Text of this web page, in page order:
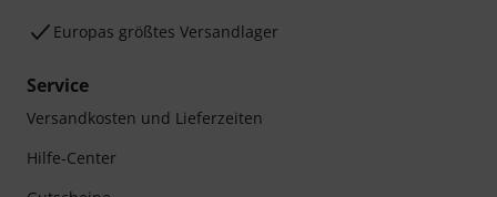
Europas größtes Versandlager
Service
Versandkosten und Lieferzeiten
Hilfe-Center